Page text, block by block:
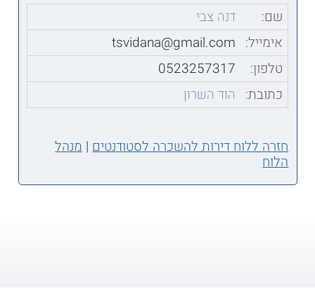
שם:
דנה צבי
אימייל: tsvidana@gmail.com
טלפון:
0523257317
כתובת:
הוד השרון
חזרה ללוח דירות להשכרה לסטודנטים|מנהל
הלוח